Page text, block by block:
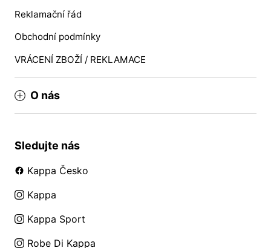
Reklamační řád
Obchodní podmínky
VRÁCENÍ ZBOŽÍ / REKLAMACE
O nás
Sledujte nás
Kappa Česko
Kappa
Kappa Sport
Robe Di Kappa